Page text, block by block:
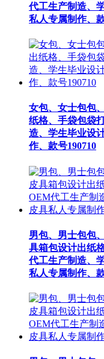
代工生产制造、
私人专属制作、
女包、女士包包
纸格、手袋包袋
造、学生毕业设
作、款号190710
男包、男士包包
具箱包设计出纸
代工生产制造、
私人专属制作、